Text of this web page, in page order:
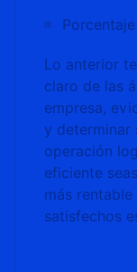
Lo anterior
claro de las
empresa,
y determinar
operación
eficiente
más
satisfechos